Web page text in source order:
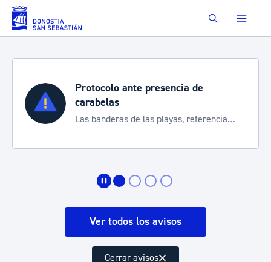
Saltar al contenido principal Buscar
Protocolo ante presencia de
carabelas
Las banderas de las playas, referencia
Ver todos los avisos
Cerrar avisos